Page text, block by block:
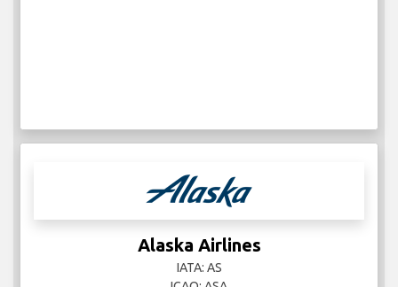
Alaska Airlines
IATA: AS